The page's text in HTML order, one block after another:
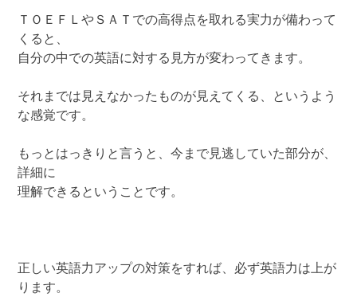
ＴＯＥＦＬやＳＡＴでの高得点を取れる実力が備わって
くると、
自分の中での英語に対する見方が変わってきます。
それまでは見えなかったものが見えてくる、というよう
な感覚です。
もっとはっきりと言うと、今まで見逃していた部分が、
詳細に
理解できるということです。
正しい英語力アップの対策をすれば、必ず英語力は上が
ります。